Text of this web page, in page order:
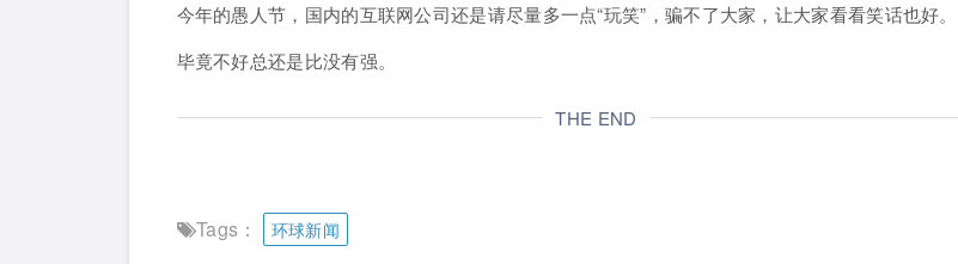
今年的愚人节，国内的互联网公司还是请尽量多一点“玩笑”，骗不了大家，让大家看看笑话也好。
毕竟不好总还是比没有强。
THE END
Tags： 环球新闻